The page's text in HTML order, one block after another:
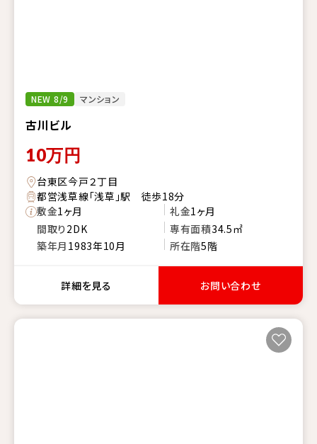
NEW 8/9 マンション
古川ビル
10万円
台東区今戸２丁目
都営浅草線「浅草」駅 徒歩18分
敷金1ヶ月 礼金1ヶ月
間取り2DK 専有面積34.5㎡
築年月 1983年10月 所在階5階
詳細を見る お問い合わせ